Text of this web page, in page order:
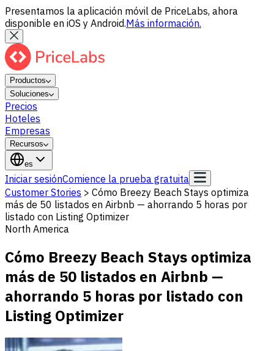
Presentamos la aplicación móvil de PriceLabs, ahora
disponible en iOS y Android.Más información.
Productos
Soluciones
Precios
Hoteles
Empresas
Recursos
es
Iniciar sesiónComience la prueba gratuita
Customer Stories > Cómo Breezy Beach Stays optimiza
más de 50 listados en Airbnb — ahorrando 5 horas por
listado con Listing Optimizer
North America
Cómo Breezy Beach Stays optimiza
más de 50 listados en Airbnb —
ahorrando 5 horas por listado con
Listing Optimizer